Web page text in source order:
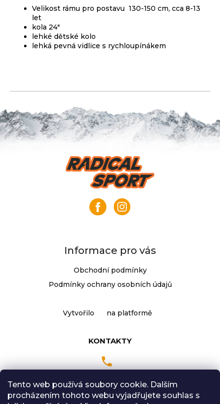
Tento web používá soubory cookie. Dalším
procházením tohoto webu vyjadřujete souhlas s
Velikost rámu pro postavu 130-150 cm, cca 8-13
let
kola 24"
lehké dětské kolo
lehká pevná vidlice s rychloupínákem
Informace pro vás
Obchodní podmínky
Podmínky ochrany osobních údajů
Vytvořilo na platformě
KONTAKTY
Pondělí až Pátek